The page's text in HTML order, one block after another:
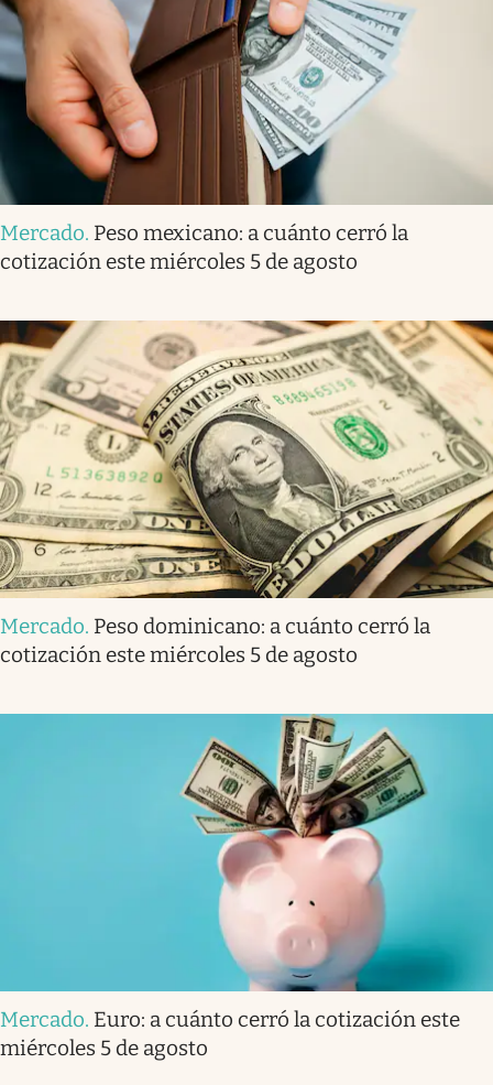
Mercado. Peso mexicano: a cuánto cerró la
cotización este miércoles 5 de agosto
Mercado. Peso dominicano: a cuánto cerró la
cotización este miércoles 5 de agosto
Mercado. Euro: a cuánto cerró la cotización este
miércoles 5 de agosto